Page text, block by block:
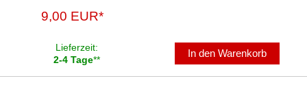
9,00 EUR*
Lieferzeit:
2-4 Tage**
In den Warenkorb